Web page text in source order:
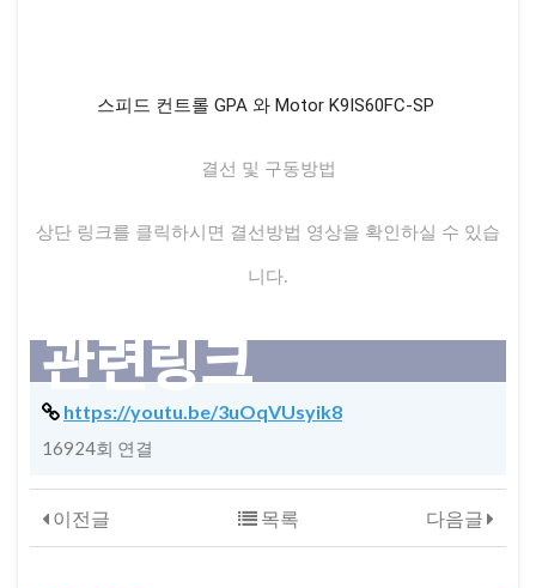
스피드 컨트롤 GPA 와 Motor K9IS60FC-SP
결선 및 구동방법
상단 링크를 클릭하시면 결선방법 영상을 확인하실 수 있습
니다.
관련링크
https://youtu.be/3uOqVUsyik8
16924회 연결
이전글 다음글
목록